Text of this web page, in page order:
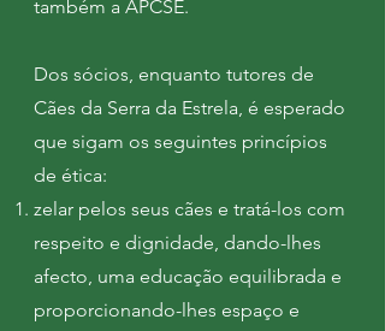
também a APCSE.
Dos sócios, enquanto tutores de
Cães da Serra da Estrela, é esperado
que sigam os seguintes princípios
de ética:
zelar pelos seus cães e tratá-los com
respeito e dignidade, dando-lhes
afecto, uma educação equilibrada e
proporcionando-lhes espaço e